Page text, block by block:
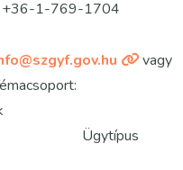
769-1704
vagy